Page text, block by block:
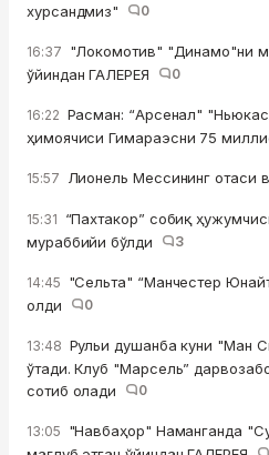
хурсандмиз"
0
16:37 "Локомотив" "Динамо"ни
ўйиндан ГАЛЕРЕЯ
0
16:22 Расман: “Арсенал"
ҳимоячиси Гимараэсни 75
15:57 Лионель Мессининг отаси
15:31 “Пахтакор” собиқ
мураббийи бўлди
3
14:45 "Сельта" “Манчестер
олди
0
13:48 Рульи душанба куни "Ман
ўтади. Клуб "Марсель”
сотиб олади
0
13:05 "Навбаҳор" Наманганда